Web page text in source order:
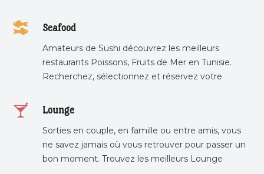
tunis, pâtisserie sousse .
Seafood
Amateurs de Sushi découvrez les meilleurs
restaurants Poissons, Fruits de Mer en Tunisie.
Recherchez, sélectionnez et réservez votre
Lounge
Sorties en couple, en famille ou entre amis, vous
ne savez jamais où vous retrouver pour passer un
bon moment. Trouvez les meilleurs Lounge